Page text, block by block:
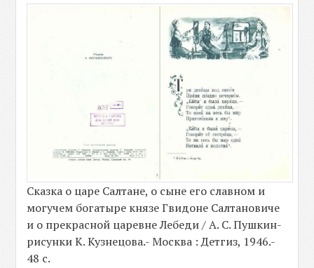
Сказка о царе Салтане, о сыне его славном и
могучем богатыре князе Гвидоне Салтановиче
и о прекрасной царевне Лебеди / А. С. Пушкин-
рисунки К. Кузнецова.- Москва : Детгиз, 1946.-
48 с.